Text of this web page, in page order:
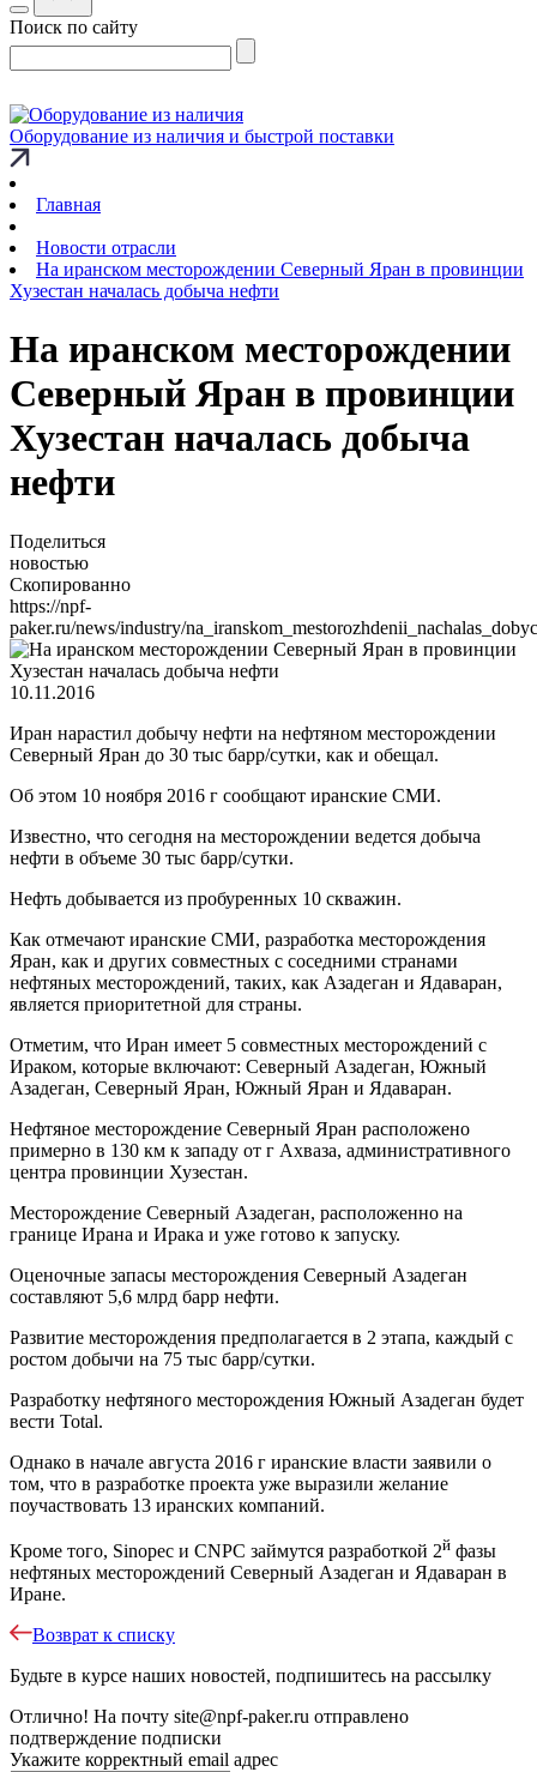
Поиск по сайту
Оборудование из наличия и быстрой поставки
Главная
Новости отрасли
На иранском месторождении Северный Яран в провинции
Хузестан началась добыча нефти
На иранском месторождении
Северный Яран в провинции
Хузестан началась добыча
нефти
Поделиться
новостью
Скопированно
https://npf-
paker.ru/news/industry/
10.11.2016
Иран нарастил добычу нефти на нефтяном месторождении
Северный Яран до 30 тыс барр/сутки, как и обещал.
Об этом 10 ноября 2016 г сообщают иранские СМИ.
Известно, что сегодня на месторождении ведется добыча
нефти в объеме 30 тыс барр/сутки.
Нефть добывается из пробуренных 10 скважин.
Как отмечают иранские СМИ, разработка месторождения
Яран, как и других совместных с соседними странами
нефтяных месторождений, таких, как Азадеган и Ядаваран,
является приоритетной для страны.
Отметим, что Иран имеет 5 совместных месторождений с
Ираком, которые включают: Северный Азадеган, Южный
Азадеган, Северный Яран, Южный Яран и Ядаваран.
Нефтяное месторождение Северный Яран расположено
примерно в 130 км к западу от г Ахваза, административного
центра провинции Хузестан.
Месторождение Северный Азадеган, расположенно на
границе Ирана и Ирака и уже готово к запуску.
Оценочные запасы месторождения Северный Азадеган
составляют 5,6 млрд барр нефти.
Развитие месторождения предполагается в 2 этапа, каждый с
ростом добычи на 75 тыс барр/сутки.
Разработку нефтяного месторождения Южный Азадеган будет
вести Total.
Однако в начале августа 2016 г иранские власти заявили о
том, что в разработке проекта уже выразили желание
поучаствовать 13 иранских компаний.
Кроме того, Sinopec и CNPC займутся разработкой 2й фазы
нефтяных месторождений Северный Азадеган и Ядаваран в
Иране.
Возврат к списку
Будьте в курсе наших новостей, подпишитесь на рассылку
Отлично! На почту site@npf-paker.ru отправлено
подтверждение подписки
Укажите корректный email адрес